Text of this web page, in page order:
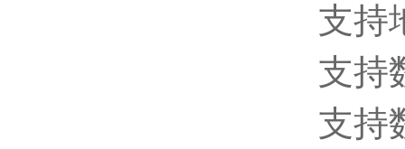
支持
支持
支持